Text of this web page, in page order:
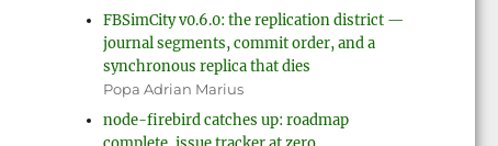
FBSimCity v0.6.0: the replication district —
journal segments, commit order, and a
synchronous replica that dies
Popa Adrian Marius
node-firebird catches up: roadmap